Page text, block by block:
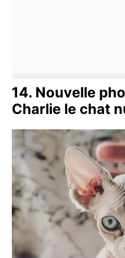
14. Nouvelle
Charlie le chat